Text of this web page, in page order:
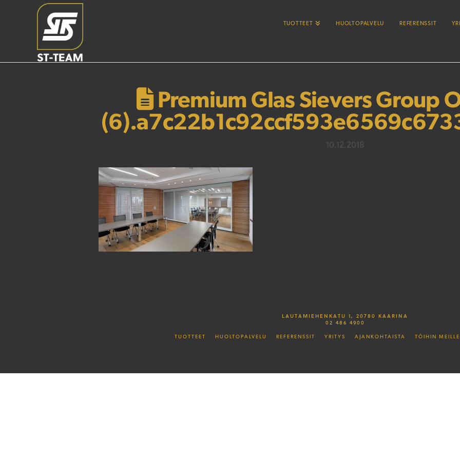
TUOTTEET HUOLTOPALVELU REFERENSSIT
Premium Glas Sievers Group
LAUTAMIEHENKATU 1, 20780 KAARINA
02 486 4900
TUOTTEET HUOLTOPALVELU REFERENSSIT YRITYS AJANKOHTAISTA TÖIHIN MEILLE